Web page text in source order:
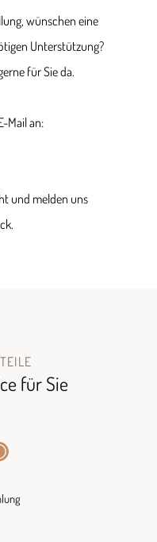
wünschen eine
Unterstützung?
für Sie da.
Mail an:
und melden uns
für Sie